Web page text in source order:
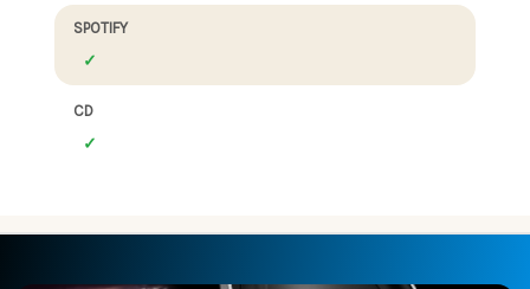
SPOTIFY
CD